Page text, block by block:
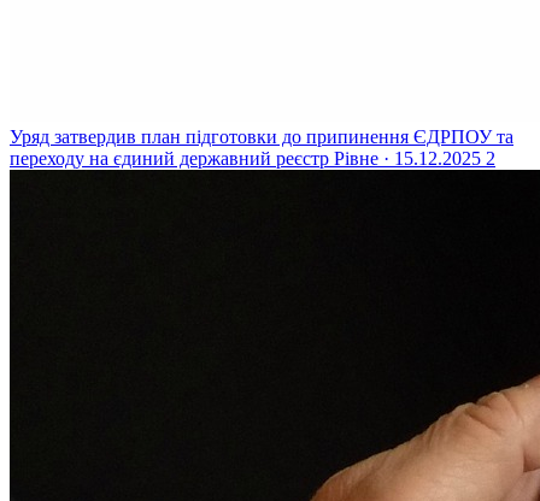
Уряд затвердив план підготовки до припинення ЄДРПОУ та
переходу на єдиний державний реєстр Рівне · 15.12.2025 2